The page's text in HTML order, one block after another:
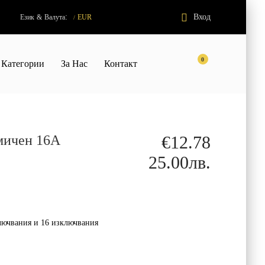
Език & Валута: / EUR Вход
0
Категории За Нас Контакт
16A
€12.78
25.00лв.
и 16 изключвания